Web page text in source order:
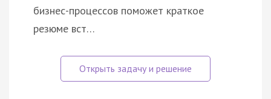
бизнес-процессов поможет краткое
резюме вст…